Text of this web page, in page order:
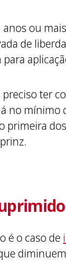
ou
de
ter
no mínimo
é o caso de